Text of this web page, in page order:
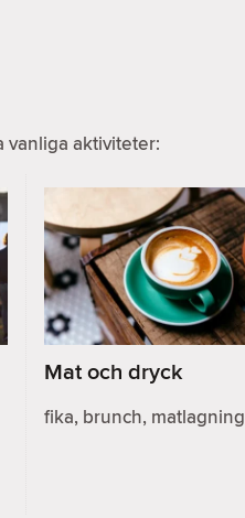
vanliga aktiviteter:
Mat och dryck
fika, brunch, matlagning